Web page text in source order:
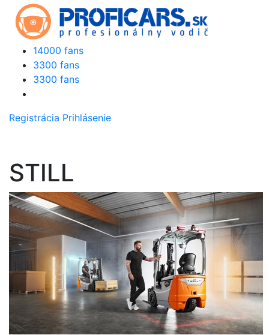
14000 fans
3300 fans
3300 fans
Registrácia Prihlásenie
STILL